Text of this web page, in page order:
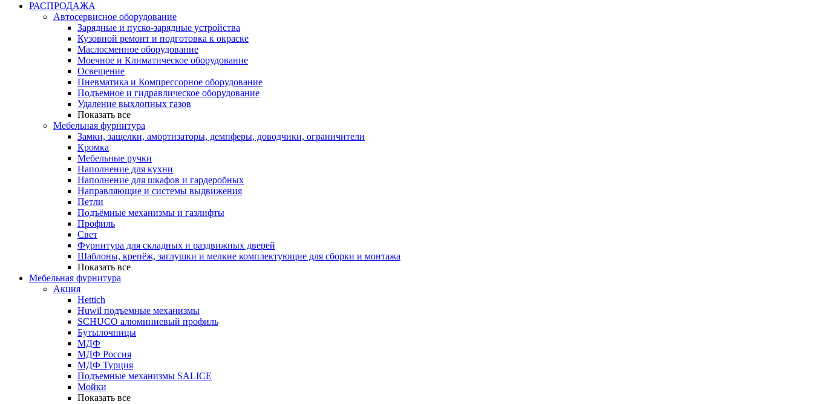
РАСПРОДАЖА
Автосервисное оборудование
Зарядные и пуско-зарядные устройства
Кузовной ремонт и подготовка к окраске
Маслосменное оборудование
Моечное и Климатическое оборудование
Освещение
Пневматика и Компрессорное оборудование
Подъемное и гидравлическое оборудование
Удаление выхлопных газов
Показать все
Мебельная фурнитура
Замки, защелки, амортизаторы, демпферы, доводчики, ограничители
Кромка
Мебельные ручки
Наполнение для кухни
Наполнение для шкафов и гардеробных
Направляющие и системы выдвижения
Петли
Подъёмные механизмы и газлифты
Профиль
Свет
Фурнитура для складных и раздвижных дверей
Шаблоны, крепёж, заглушки и мелкие комплектующие для сборки и монтажа
Показать все
Мебельная фурнитура
Акция
Hettich
Huwil подъемные механизмы
SCHUCO алюминиевый профиль
Бутылочницы
МДФ
МДФ Россия
МДФ Турция
Подъемные механизмы SALICE
Мойки
Показать все